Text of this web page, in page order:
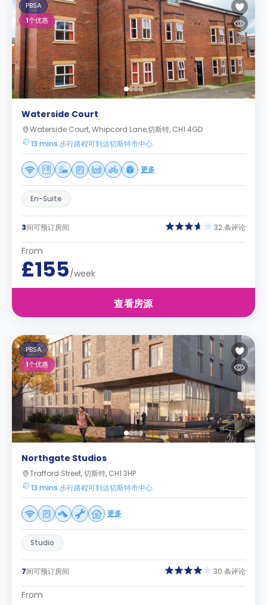
PBSA
1个优惠
Waterside Court
Waterside Court, Whipcord Lane,切斯特, CH1 4GD
13 mins 步行路程可到达切斯特市中心
更多
En-Suite
3间可预订房间 32 条评论
From
£155/week
查看房源
PBSA
1个优惠
Northgate Studios
Trafford Street, 切斯特, CH1 3HP
13 mins 步行路程可到达切斯特市中心
更多
Studio
7间可预订房间 30 条评论
From